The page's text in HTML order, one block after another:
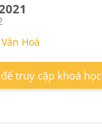
Hoà
truy cập khoá học